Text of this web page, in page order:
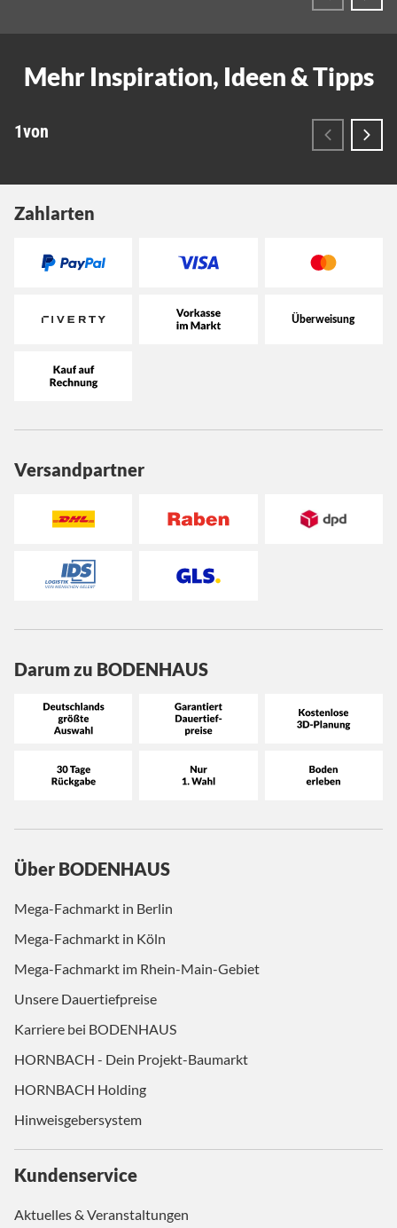
Zahlarten
Versandpartner
Darum zu BODENHAUS
Über BODENHAUS
Mega-Fachmarkt in Berlin
Mega-Fachmarkt in Köln
Mega-Fachmarkt im Rhein-Main-Gebiet
Unsere Dauertiefpreise
Karriere bei BODENHAUS
HORNBACH - Dein Projekt-Baumarkt
HORNBACH Holding
Hinweisgebersystem
Kundenservice
Aktuelles & Veranstaltungen